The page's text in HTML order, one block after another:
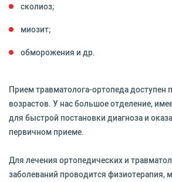
сколиоз;
миозит;
обморожения и др.
Прием травматолога-ортопеда доступен
возрастов. У нас большое отделение,
для быстрой постановки диагноза и
первичном приеме.
Для лечения ортопедических и
заболеваний проводится физиотерапия,